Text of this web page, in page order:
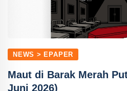
NEWS > EPAPER
Maut di Barak Merah
Juni 2026)